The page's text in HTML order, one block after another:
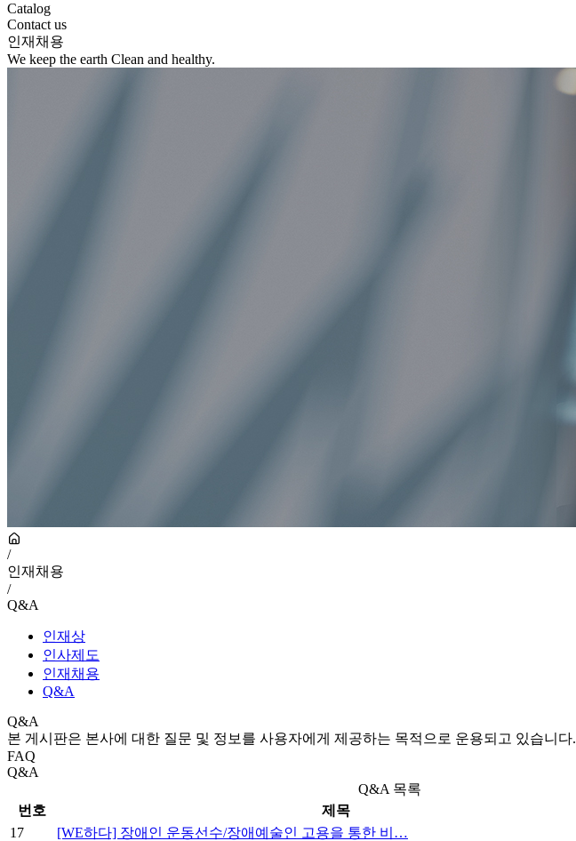
Catalog
Contact us
인재채용
We keep the earth Clean and healthy.
/
인재채용
/
Q&A
인재상
인사제도
인재채용
Q&A
Q&A
본 게시판은 본사에 대한 질문 및 정보를 사용자에게 제공하는 목적으로 운용되고 있습니다.
FAQ
Q&A
Q&A 목록
번호
제목
17
[WE하다] 장애인 운동선수/장애예술인 고용을 통한 비…